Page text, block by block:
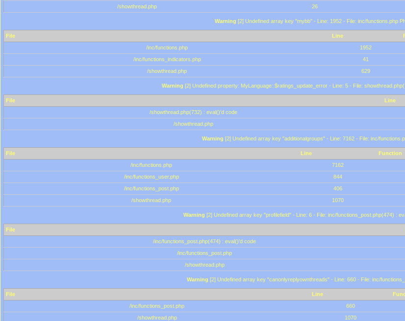
/showthread.php
26
Warning [2] Undefined array key "mybb" - Line: 1952 - File: inc/functions.php
File Line
/inc/functions.php
1952
/inc/functions_indicators.php
41
/showthread.php
629
Warning [2] Undefined property: MyLanguage::$ratings_update_error - Line: 5 - File:
File Line
/showthread.php(732) : eval()'d code
/showthread.php
Warning [2] Undefined array key "additionalgroups" - Line: 7162 - File: inc/
File Line
Function
/inc/functions.php
7162
/inc/functions_user.php
844
/inc/functions_post.php
406
/showthread.php
1070
Warning [2] Undefined array key "profilefield" - Line: 6 - File: inc/functions_post.php(474) :
File
/inc/functions_post.php(474) : eval()'d code
/inc/functions_post.php
/showthread.php
Warning [2] Undefined array key "canonlyreplyownthreads" - Line: 660 - File: inc/
File Line
/inc/functions_post.php
660
/showthread.php
1070